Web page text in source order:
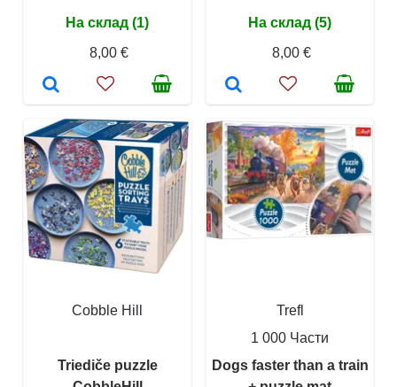
На склад (1)
8,00 €
На склад (5)
8,00 €
Cobble Hill
Triediče puzzle
Trefl
1 000 Части
Dogs faster than a train